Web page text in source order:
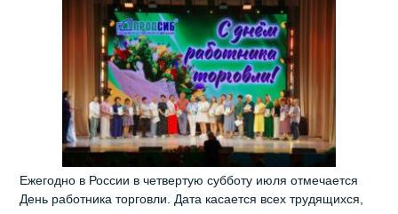
Ежегодно в России в четвертую субботу июля отмечается
День работника торговли. Дата касается всех трудящихся,